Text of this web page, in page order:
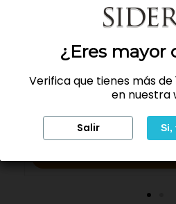
Vermut Siderit
¿Eres mayor
Verifica que tienes más
en nuestra
Salir Si,
¿Eres mayor
Verifica que tienes más
en nuestra
Salir Si,